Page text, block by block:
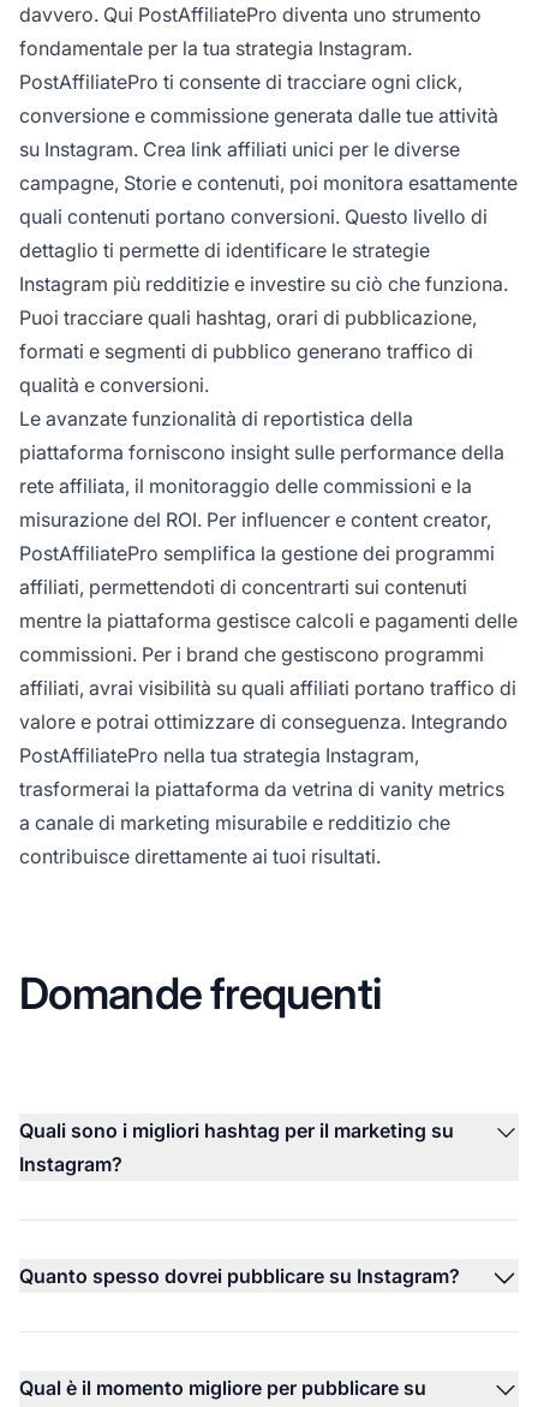
davvero. Qui PostAffiliatePro diventa uno strumento
fondamentale per la tua strategia Instagram.
PostAffiliatePro ti consente di tracciare ogni click,
conversione e commissione generata dalle tue attività
su Instagram. Crea link affiliati unici per le diverse
campagne, Storie e contenuti, poi monitora esattamente
quali contenuti portano conversioni. Questo livello di
dettaglio ti permette di identificare le strategie
Instagram più redditizie e investire su ciò che funziona.
Puoi tracciare quali hashtag, orari di pubblicazione,
formati e segmenti di pubblico generano traffico di
qualità e conversioni.
Le avanzate funzionalità di reportistica della
piattaforma forniscono insight sulle performance della
rete affiliata, il monitoraggio delle commissioni e la
misurazione del ROI. Per influencer e content creator,
PostAffiliatePro semplifica la gestione dei programmi
affiliati, permettendoti di concentrarti sui contenuti
mentre la piattaforma gestisce calcoli e pagamenti delle
commissioni. Per i brand che gestiscono programmi
affiliati, avrai visibilità su quali affiliati portano traffico di
valore e potrai ottimizzare di conseguenza. Integrando
PostAffiliatePro nella tua strategia Instagram,
trasformerai la piattaforma da vetrina di vanity metrics
a canale di marketing misurabile e redditizio che
contribuisce direttamente ai tuoi risultati.
Domande frequenti
Quali sono i migliori hashtag per il marketing su
Instagram?
Quanto spesso dovrei pubblicare su Instagram?
Qual è il momento migliore per pubblicare su